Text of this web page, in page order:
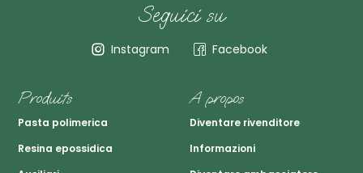
Seguici su
Instagram Facebook
Produits
Pasta polimerica
Resina epossidica
A propos
Diventare rivenditore
Informazioni